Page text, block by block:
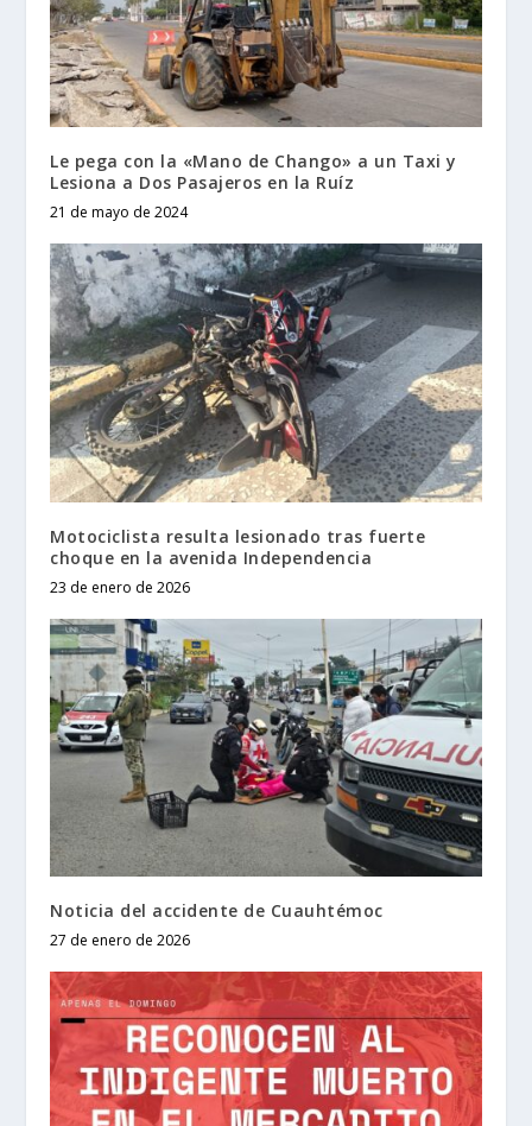
Le pega con la «Mano de Chango» a un Taxi y
Lesiona a Dos Pasajeros en la Ruíz
21 de mayo de 2024
Motociclista resulta lesionado tras fuerte
choque en la avenida Independencia
23 de enero de 2026
Noticia del accidente de Cuauhtémoc
27 de enero de 2026